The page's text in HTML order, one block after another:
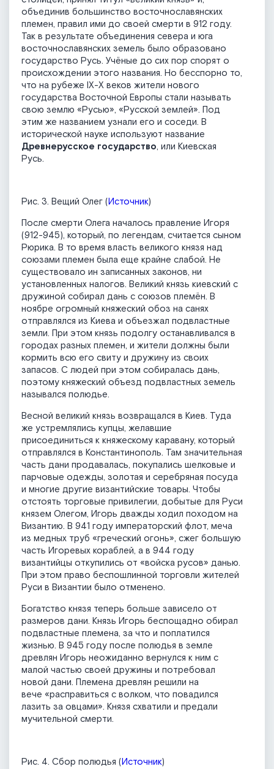
объединив большинство восточнославянских
племен, правил ими до своей смерти в 912 году.
Так в результате объединения севера и юга
восточнославянских земель было образовано
государство Русь. Учёные до сих пор спорят о
происхождении этого названия. Но бесспорно то,
что на рубеже IX-X веков жители нового
государства Восточной Европы стали называть
свою землю «Русью», «Русской землей». Под
этим же названием узнали его и соседи. В
исторической науке используют название
Древнерусское государство, или Киевская
Русь.
Рис. 3. Вещий Олег (Источник)
После смерти Олега началось правление Игоря
(912-945), который, по легендам, считается сыном
Рюрика. В то время власть великого князя над
союзами племен была еще крайне слабой. Не
существовало ин записанных законов, ни
установленных налогов. Великий князь киевский с
дружиной собирал дань с союзов племён. В
ноябре огромный княжеский обоз на санях
отправлялся из Киева и объезжал подвластные
земли. При этом князь подолгу останавливался в
городах разных племен, и жители должны были
кормить всю его свиту и дружину из своих
запасов. С людей при этом собиралась дань,
поэтому княжеский объезд подвластных земель
назывался полюдье.
Весной великий князь возвращался в Киев. Туда
же устремлялись купцы, желавшие
присоединиться к княжескому каравану, который
отправлялся в Константинополь. Там значительная
часть дани продавалась, покупались шелковые и
парчовые одежды, золотая и серебряная посуда
и многие другие византийские товары. Чтобы
отстоять торговые привилегии, добытые для Руси
князем Олегом, Игорь дважды ходил походом на
Византию. В 941 году императорский флот, меча
из медных труб «греческий огонь», сжег большую
часть Игоревых кораблей, а в 944 году
византийцы откупились от «войска русов» данью.
При этом право беспошлинной торговли жителей
Руси в Византии было отменено.
Богатство князя теперь больше зависело от
размеров дани. Князь Игорь беспощадно обирал
подвластные племена, за что и поплатился
жизнью. В 945 году после полюдья в земле
древлян Игорь неожиданно вернулся к ним с
малой частью своей дружины и потребовал
новой дани. Племена древлян решили на
вече «расправиться с волком, что повадился
лазить за овцами». Князя схватили и предали
мучительной смерти.
Рис. 4. Сбор полюдья (Источник)